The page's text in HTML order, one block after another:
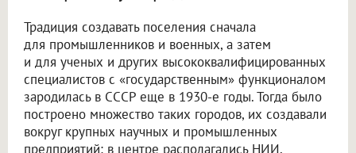
Традиция создавать поселения сначала
для промышленников и военных, а затем
и для ученых и других высококвалифицированных
специалистов с «государственным» функционалом
зародилась в СССР еще в 1930-е годы. Тогда было
построено множество таких городов, их создавали
вокруг крупных научных и промышленных
предприятий: в центре располагались НИИ,